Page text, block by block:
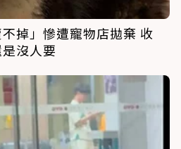
掉」慘遭寵物店拋棄 收
沒人要